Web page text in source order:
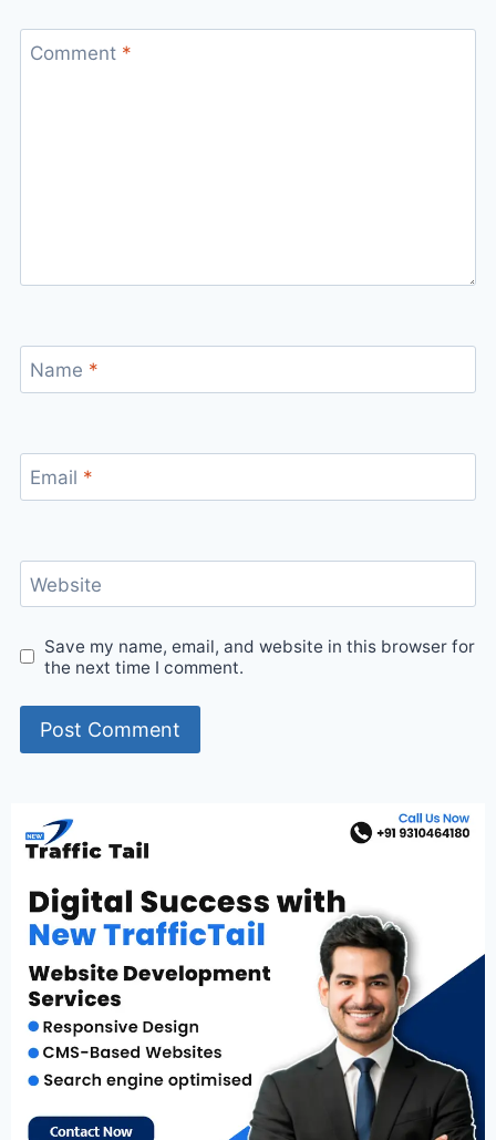
Comment *
Name *
Email *
Website
Save my name, email, and website in this browser for
the next time I comment.